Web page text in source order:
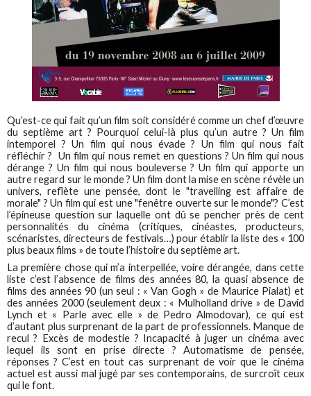
Qu’est-ce qui fait qu’un film soit considéré comme un chef d’œuvre
du septième art ? Pourquoi celui-là plus qu’un autre ? Un film
intemporel ? Un film qui nous évade ? Un film qui nous fait
réfléchir ? Un film qui nous remet en questions ? Un film qui nous
dérange ? Un film qui nous bouleverse ? Un film qui apporte un
autre regard sur le monde ? Un film dont la mise en scène révèle un
univers, reflète une pensée, dont le "travelling est affaire de
morale" ? Un film qui est une "fenêtre ouverte sur le monde"? C’est
l’épineuse question sur laquelle ont dû se pencher près de cent
personnalités du cinéma (critiques, cinéastes, producteurs,
scénaristes, directeurs de festivals…) pour établir la liste des « 100
plus beaux films » de toute l’histoire du septième art.
La première chose qui m’a interpellée, voire dérangée, dans cette
liste c’est l’absence de films des années 80, la quasi absence de
films des années 90 (un seul : « Van Gogh » de Maurice Pialat) et
des années 2000 (seulement deux : « Mulholland drive » de David
Lynch et « Parle avec elle » de Pedro Almodovar), ce qui est
d’autant plus surprenant de la part de professionnels. Manque de
recul ? Excès de modestie ? Incapacité à juger un cinéma avec
lequel ils sont en prise directe ? Automatisme de pensée,
réponses ? C’est en tout cas surprenant de voir que le cinéma
actuel est aussi mal jugé par ses contemporains, de surcroît ceux
qui le font.